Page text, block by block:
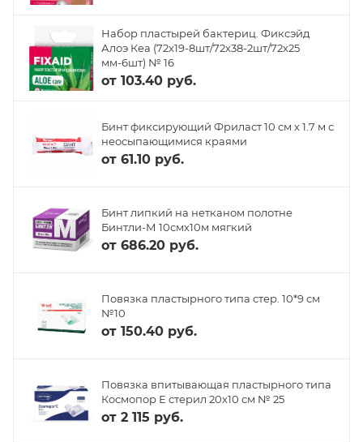
Набор пластырей бактериц. Фиксэйд
Алоэ Кеа (72х19-8шт/72х38-2шт/72х25
мм-6шт) № 16
от 103.40 руб.
Бинт фиксирующий Фриласт 10 см х 1.7 м с
неосыпающимися краями
от 61.10 руб.
Бинт липкий на нетканом полотне
Бинтли-М 10смх10м мягкий
от 686.20 руб.
Повязка пластырного типа стер. 10*9 см
№10
от 150.40 руб.
Повязка впитывающая пластырного типа
Космопор Е стерил 20х10 см № 25
от 2 115 руб.